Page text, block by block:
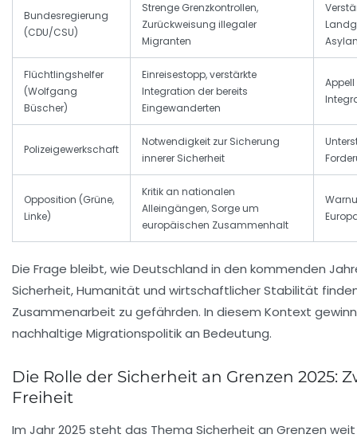
Bundesregierung
(CDU/CSU)
Strenge Grenzkontrollen,
Zurückweisung illegaler
Migranten
Flüchtlingshelfer
(Wolfgang
Büscher)
Einreisestopp, verstärkte
Integration der bereits
Eingewanderten
Polizeigewerkschaft
Notwendigkeit zur Sicherung
innerer Sicherheit
Opposition (Grüne,
Linke)
Kritik an nationalen
Alleingängen, Sorge um
europäischen Zusammenhalt
Die Frage bleibt, wie Deutschland in den kommenden
Sicherheit, Humanität und wirtschaftlicher Stabilität
Zusammenarbeit zu gefährden. In diesem Kontext
nachhaltige Migrationspolitik an Bedeutung.
Die Rolle der Sicherheit an Grenzen 2025:
Freiheit
Im Jahr 2025 steht das Thema Sicherheit an Grenzen